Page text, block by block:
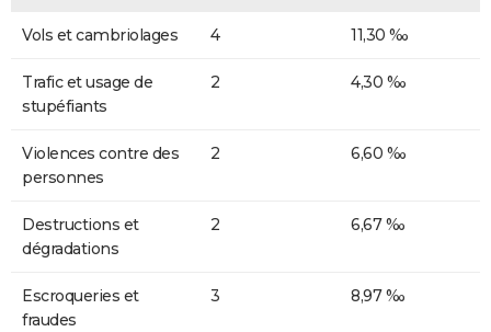
Vols et cambriolages 4 11,30 ‰
Trafic et usage de
stupéfiants
2 4,30 ‰
Violences contre des
personnes
2 6,60 ‰
Destructions et
dégradations
2 6,67 ‰
Escroqueries et
fraudes
3 8,97 ‰